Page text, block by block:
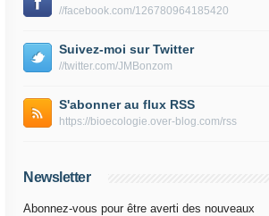
//facebook.com/126780964185420
Suivez-moi sur Twitter
//twitter.com/JMBonzom
S'abonner au flux RSS
https://bioecologie.over-blog.com/rss
Newsletter
Abonnez-vous pour être averti des nouveaux